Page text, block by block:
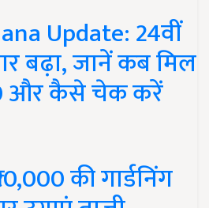
Update: 24वीं
बढ़ा, जानें कब मिल
और कैसे चेक करें
की गार्डनिंग